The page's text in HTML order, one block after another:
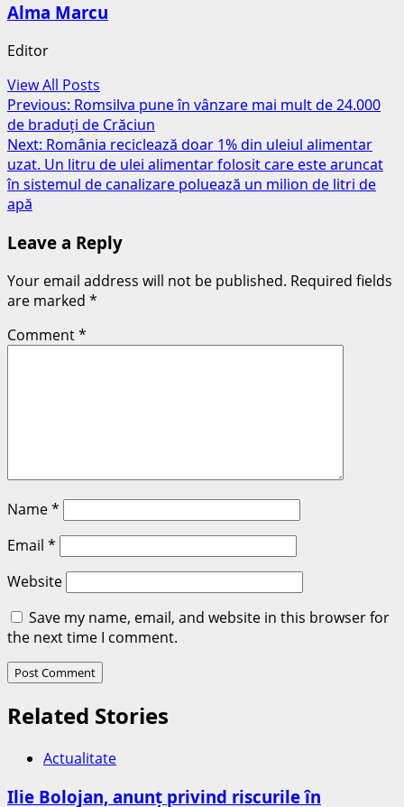
Alma Marcu
Editor
View All Posts
Post
navigation
Previous: Romsilva pune în vânzare mai mult de 24.000
de braduți de Crăciun
Next: România reciclează doar 1% din uleiul alimentar
uzat. Un litru de ulei alimentar folosit care este aruncat
în sistemul de canalizare poluează un milion de litri de
apă
Leave a Reply
Your email address will not be published. Required fields
are marked *
Comment*
Name*
Email *
Website
Save my name, email, and website in this browser for
the next time I comment.
Related Stories
Actualitate
Ilie Bolojan, anunț privind riscurile în